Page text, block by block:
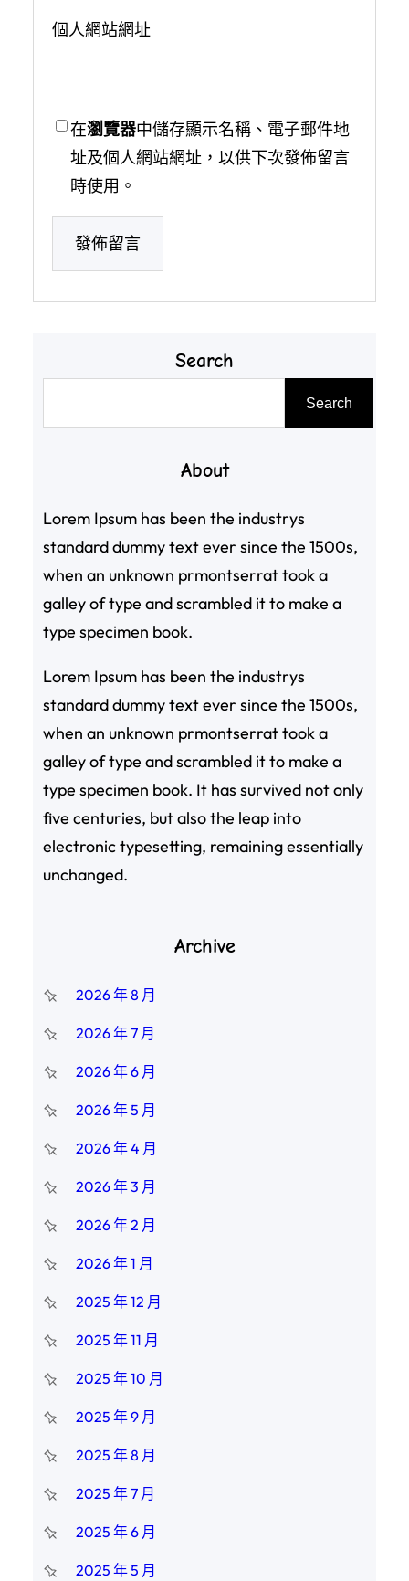
個人網站網址
在瀏覽器中儲存顯示名稱、電子郵件地
址及個人網站網址，以供下次發佈留言
時使用。
Search
Search
About
Lorem Ipsum has been the industrys
standard dummy text ever since the 1500s,
when an unknown prmontserrat took a
galley of type and scrambled it to make a
type specimen book.
Lorem Ipsum has been the industrys
standard dummy text ever since the 1500s,
when an unknown prmontserrat took a
galley of type and scrambled it to make a
type specimen book. It has survived not only
five centuries, but also the leap into
electronic typesetting, remaining essentially
unchanged.
Archive
2026 年 8 月
2026 年 7 月
2026 年 6 月
2026 年 5 月
2026 年 4 月
2026 年 3 月
2026 年 2 月
2026 年 1 月
2025 年 12 月
2025 年 11 月
2025 年 10 月
2025 年 9 月
2025 年 8 月
2025 年 7 月
2025 年 6 月
2025 年 5 月